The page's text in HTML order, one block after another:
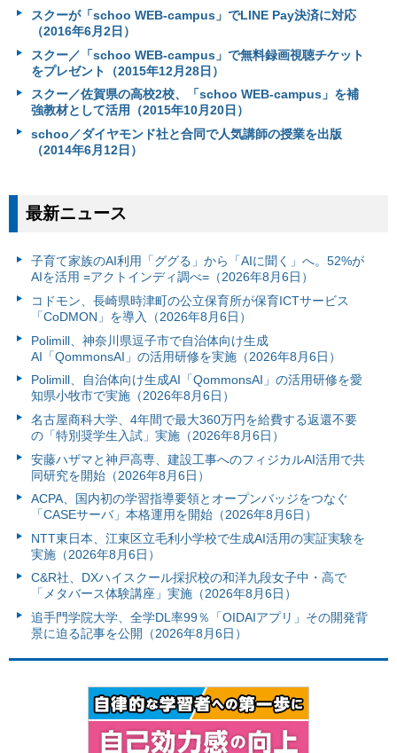
スクーが「schoo WEB-campus」でLINE Pay決済に対応
（2016年6月2日）
スクー／「schoo WEB-campus」で無料録画視聴チケット
をプレゼント（2015年12月28日）
スクー／佐賀県の高校2校、「schoo WEB-campus」を補
強教材として活用（2015年10月20日）
schoo／ダイヤモンド社と合同で人気講師の授業を出版
（2014年6月12日）
最新ニュース
子育て家族のAI利用「ググる」から「AIに聞く」へ。52%が
AIを活用 =アクトインディ調べ=（2026年8月6日）
コドモン、長崎県時津町の公立保育所が保育ICTサービス
「CoDMON」を導入（2026年8月6日）
Polimill、神奈川県逗子市で自治体向け生成
AI「QommonsAI」の活用研修を実施（2026年8月6日）
Polimill、自治体向け生成AI「QommonsAI」の活用研修を愛
知県小牧市で実施（2026年8月6日）
名古屋商科大学、4年間で最大360万円を給費する返還不要
の「特別奨学生入試」実施（2026年8月6日）
安藤ハザマと神戸高専、建設工事へのフィジカルAI活用で共
同研究を開始（2026年8月6日）
ACPA、国内初の学習指導要領とオープンバッジをつなぐ
「CASEサーバ」本格運用を開始（2026年8月6日）
NTT東日本、江東区立毛利小学校で生成AI活用の実証実験を
実施（2026年8月6日）
C&R社、DXハイスクール採択校の和洋九段女子中・高で
「メタバース体験講座」実施（2026年8月6日）
追手門学院大学、全学DL率99％「OIDAIアプリ」その開発背
景に迫る記事を公開（2026年8月6日）